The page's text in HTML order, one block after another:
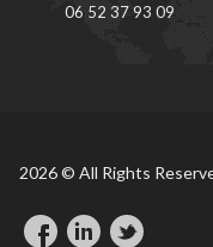
06 52 37 93 09
2026 © All Rights